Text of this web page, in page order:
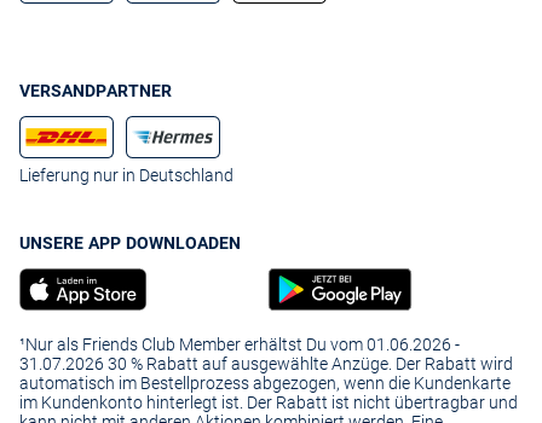
VERSANDPARTNER
Lieferung nur in Deutschland
UNSERE APP DOWNLOADEN
¹Nur als Friends Club Member erhältst Du vom 01.06.2026 -
31.07.2026 30 % Rabatt auf ausgewählte Anzüge. Der Rabatt wird
automatisch im Bestellprozess abgezogen, wenn die Kundenkarte
im Kundenkonto hinterlegt ist. Der Rabatt ist nicht übertragbar und